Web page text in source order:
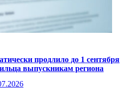
продлило до 1 сентября
выпускникам региона